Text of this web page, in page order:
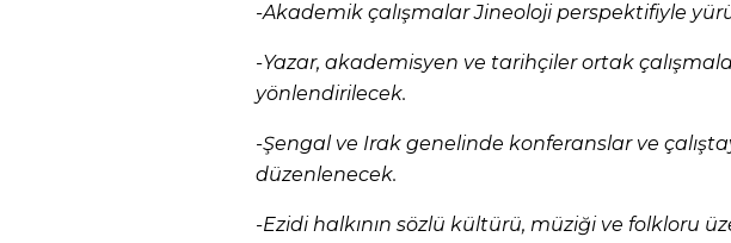
-Akademik çalışmalar Jineoloji perspektifiyle
-Yazar, akademisyen ve tarihçiler ortak
yönlendirilecek.
-Şengal ve Irak genelinde konferanslar ve
düzenlenecek.
-Ezidi halkının sözlü kültürü, müziği ve folkloru